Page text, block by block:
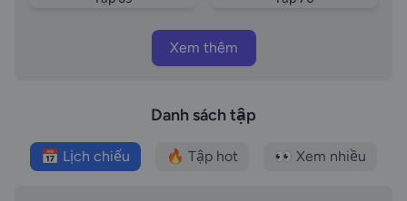
Xem thêm
Danh sách tập
📅 Lịch chiếu 🔥 Tập hot 👀 Xem nhiều